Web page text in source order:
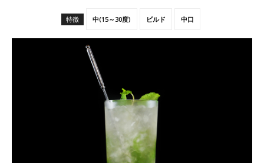
特徴 中(15～30度) ビルド 中口